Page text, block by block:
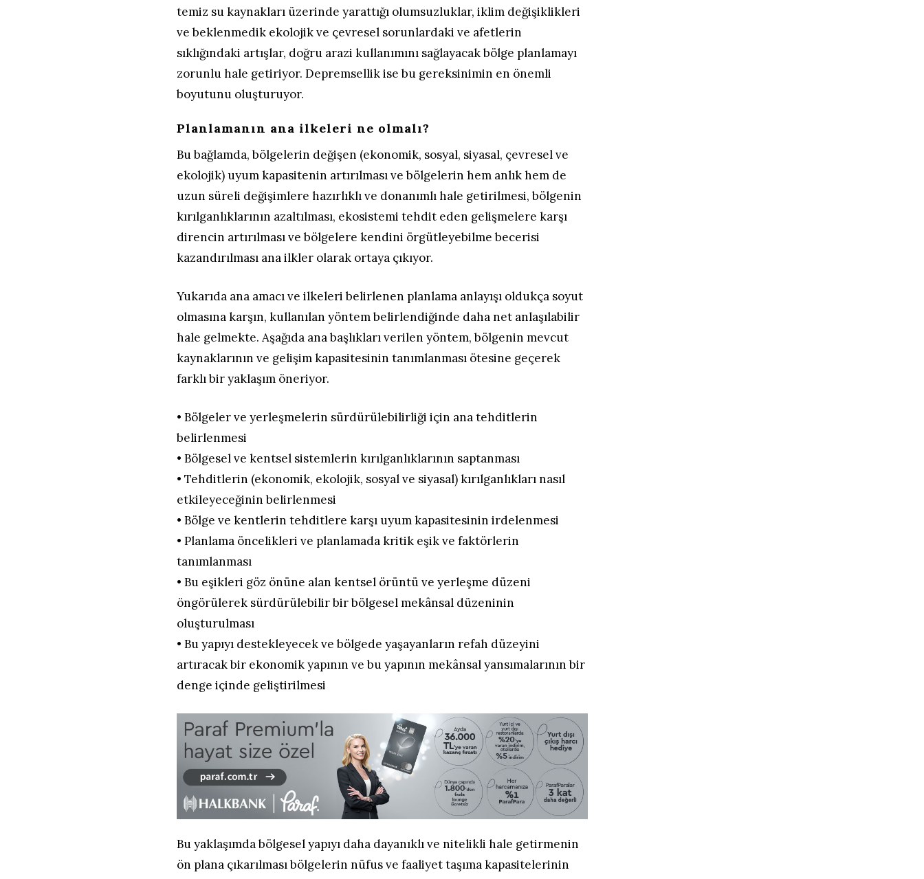
temiz su kaynakları üzerinde yarattığı olumsuzluklar, iklim değişiklikleri
ve beklenmedik ekolojik ve çevresel sorunlardaki ve afetlerin
sıklığındaki artışlar, doğru arazi kullanımını sağlayacak bölge planlamayı
zorunlu hale getiriyor. Depremsellik ise bu gereksinimin en önemli
boyutunu oluşturuyor.
Planlamanın ana ilkeleri ne olmalı?
Bu bağlamda, bölgelerin değişen (ekonomik, sosyal, siyasal, çevresel ve
ekolojik) uyum kapasitenin artırılması ve bölgelerin hem anlık hem de
uzun süreli değişimlere hazırlıklı ve donanımlı hale getirilmesi, bölgenin
kırılganlıklarının azaltılması, ekosistemi tehdit eden gelişmelere karşı
direncin artırılması ve bölgelere kendini örgütleyebilme becerisi
kazandırılması ana ilkler olarak ortaya çıkıyor.
Yukarıda ana amacı ve ilkeleri belirlenen planlama anlayışı oldukça soyut
olmasına karşın, kullanılan yöntem belirlendiğinde daha net anlaşılabilir
hale gelmekte. Aşağıda ana başlıkları verilen yöntem, bölgenin mevcut
kaynaklarının ve gelişim kapasitesinin tanımlanması ötesine geçerek
farklı bir yaklaşım öneriyor.
• Bölgeler ve yerleşmelerin sürdürülebilirliği için ana tehditlerin
belirlenmesi
• Bölgesel ve kentsel sistemlerin kırılganlıklarının saptanması
• Tehditlerin (ekonomik, ekolojik, sosyal ve siyasal) kırılganlıkları nasıl
etkileyeceğinin belirlenmesi
• Bölge ve kentlerin tehditlere karşı uyum kapasitesinin irdelenmesi
• Planlama öncelikleri ve planlamada kritik eşik ve faktörlerin
tanımlanması
• Bu eşikleri göz önüne alan kentsel örüntü ve yerleşme düzeni
öngörülerek sürdürülebilir bir bölgesel mekânsal düzeninin
oluşturulması
• Bu yapıyı destekleyecek ve bölgede yaşayanların refah düzeyini
artıracak bir ekonomik yapının ve bu yapının mekânsal yansımalarının bir
denge içinde geliştirilmesi
Bu yaklaşımda bölgesel yapıyı daha dayanıklı ve nitelikli hale getirmenin
ön plana çıkarılması bölgelerin nüfus ve faaliyet taşıma kapasitelerinin